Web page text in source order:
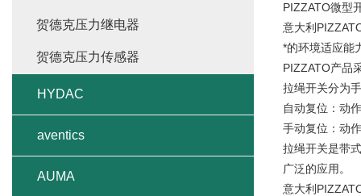
PIZZATO微型
意大利
*的环境适应能
PIZZATO产品
拉绳开关分为
自动复位：动
手动复位：动
拉绳开关是带
广泛的应用。
意大利
贺德克压力继电器
贺德克压力传感器
HYDAC
aventics
AUMA